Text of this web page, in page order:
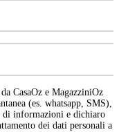
CasaOz e MagazziniOz
(es. whatsapp, SMS),
di informazioni e dichiaro
dei dati personali a